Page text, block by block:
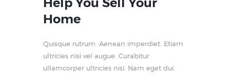
Help You Sell Your
Home
Quisque rutrum. Aenean imperdiet. Etiam
ultricies nisi vel augue. Curabitur
ullamcorper ultricies nisi. Nam eget dui.